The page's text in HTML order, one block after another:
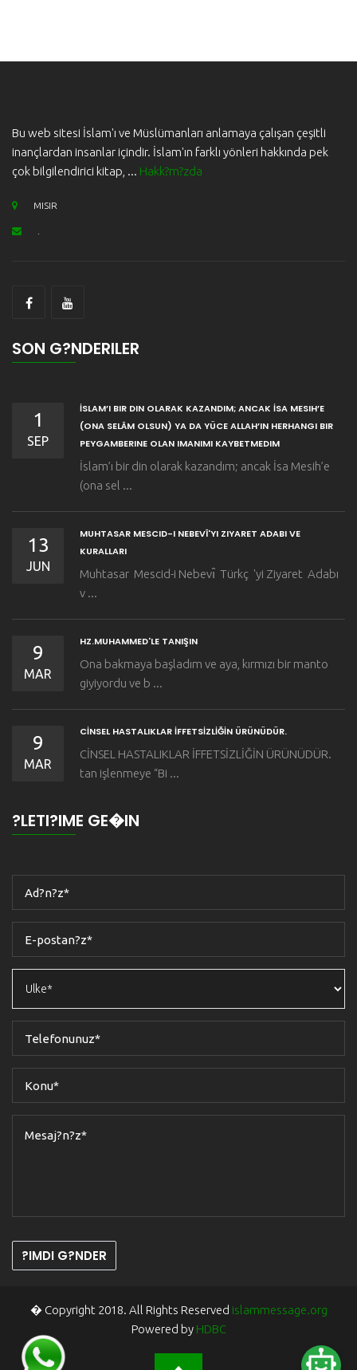
Bu web sitesi İslam'ı ve Müslümanları anlamaya çalışan çeşitli
inançlardan insanlar içindir. İslam'ın farklı yönleri hakkında pek
çok bilgilendirici kitap, ... Hakk?m?zda
MISIR
SON G?NDERILER
1
SEP
İSLAM’I BIR DIN OLARAK KAZANDIM; ANCAK İSA MESIH’E
(ONA SELÂM OLSUN) YA DA YÜCE ALLAH’IN HERHANGI BIR
PEYGAMBERINE OLAN IMANIMI KAYBETMEDIM
İslam’ı bir din olarak kazandım; ancak İsa Mesih’e
(ona sel ...
13
JUN
MUHTASAR MESCID-I NEBEVÎ'YI ZIYARET ADABI VE
KURALLARI
Muhtasar Mescid-i Nebevı̂ Türkç 'yi Ziyaret Adabı
v ...
9
MAR
HZ.MUHAMMED'LE TANIŞIN
Ona bakmaya başladım ve aya, kırmızı bir manto
giyiyordu ve b ...
9
MAR
CİNSEL HASTALIKLAR İFFETSİZLİĞİN ÜRÜNÜDÜR.
CİNSEL HASTALIKLAR İFFETSİZLİĞİN ÜRÜNÜDÜR.
tan işlenmeye “Bi ...
?LETI?IME GE�IN
?IMDI G?NDER
� Copyright 2018. All Rights Reserved islammessage.org
Powered by HDBC